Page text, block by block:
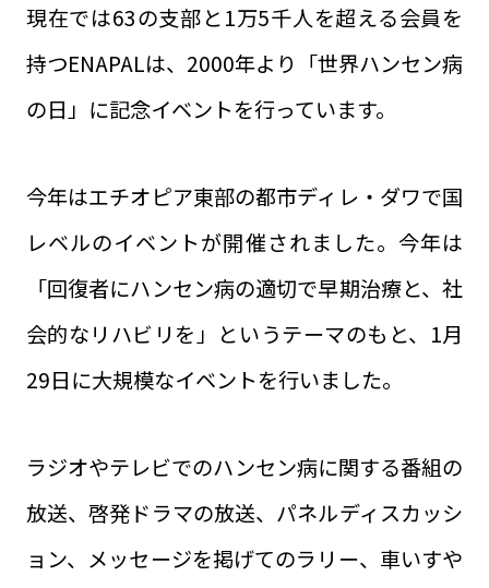
現在では63の支部と1万5千人を超える会員を
持つENAPALは、2000年より「世界ハンセン病
の日」に記念イベントを行っています。
今年はエチオピア東部の都市ディレ・ダワで国
レベルのイベントが開催されました。今年は
「回復者にハンセン病の適切で早期治療と、社
会的なリハビリを」というテーマのもと、1月
29日に大規模なイベントを行いました。
ラジオやテレビでのハンセン病に関する番組の
放送、啓発ドラマの放送、パネルディスカッシ
ョン、メッセージを掲げてのラリー、車いすや